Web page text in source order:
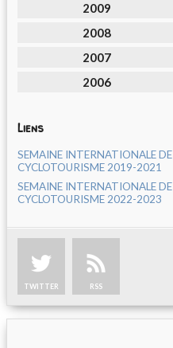
2009
2008
2007
2006
Liens
SEMAINE INTERNATIONALE DE
CYCLOTOURISME 2019-2021
SEMAINE INTERNATIONALE DE
CYCLOTOURISME 2022-2023
TWITTER RSS